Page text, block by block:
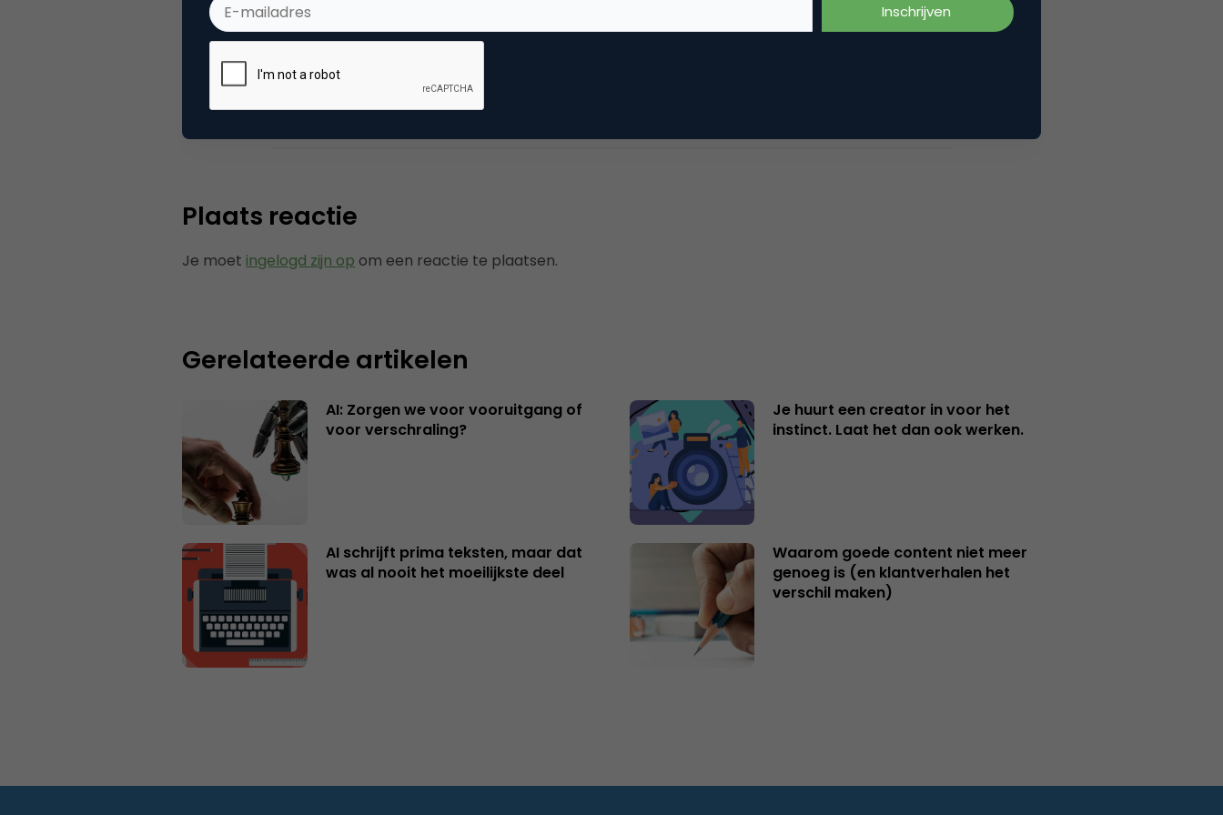
Plaats reactie
Je moet ingelogd zijn op om een reactie te plaatsen.
Gerelateerde artikelen
AI: Zorgen we voor vooruitgang of
voor verschraling?
Je huurt een creator in voor het
instinct. Laat het dan ook werken.
AI schrijft prima teksten, maar dat
was al nooit het moeilijkste deel
Waarom goede content niet meer
genoeg is (en klantverhalen het
verschil maken)